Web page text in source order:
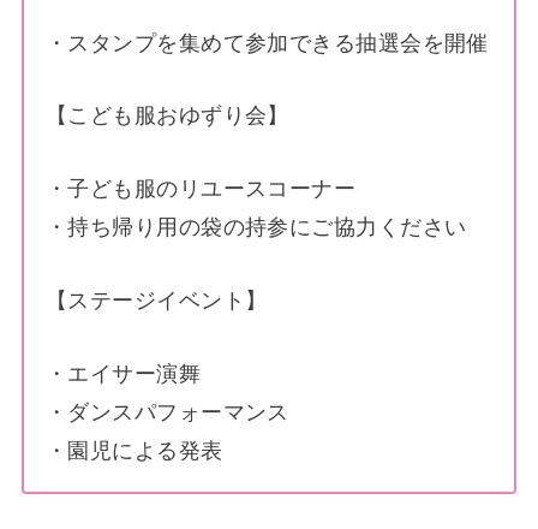
・スタンプを集めて参加できる抽選会を開催
【こども服おゆずり会】
・子ども服のリユースコーナー
・持ち帰り用の袋の持参にご協力ください
【ステージイベント】
・エイサー演舞
・ダンスパフォーマンス
・園児による発表